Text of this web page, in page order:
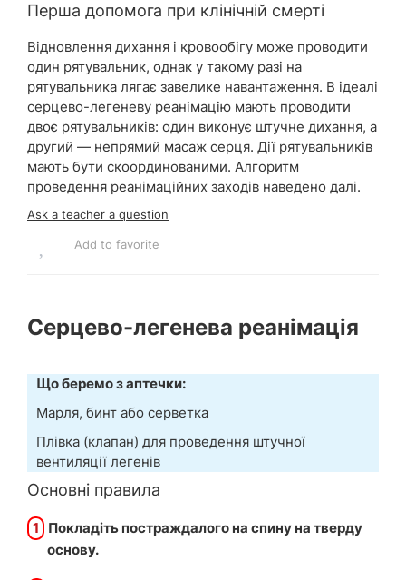
Перша допомога при клінічній смерті
Відновлення дихання і кровообігу може проводити
один рятувальник, однак у такому разі на
рятувальника лягає завелике навантаження. В ідеалі
серцево-легеневу реанімацію мають проводити
двоє рятувальників: один виконує штучне дихання, а
другий — непрямий масаж серця. Дії рятувальників
мають бути скоординованими. Алгоритм
проведення реанімаційних заходів наведено далі.
Ask a teacher a question
Add to favorite
Серцево-легенева реанімація
Що беремо з аптечки:
Марля, бинт або серветка
Плівка (клапан) для проведення штучної
вентиляції легенів
Основні правила
1
Покладіть постраждалого на спину на тверду
основу.